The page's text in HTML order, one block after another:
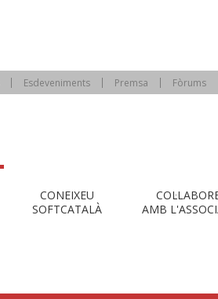
Esdeveniments Premsa Fòrums
CONEIXEU
SOFTCATALÀ
AMB